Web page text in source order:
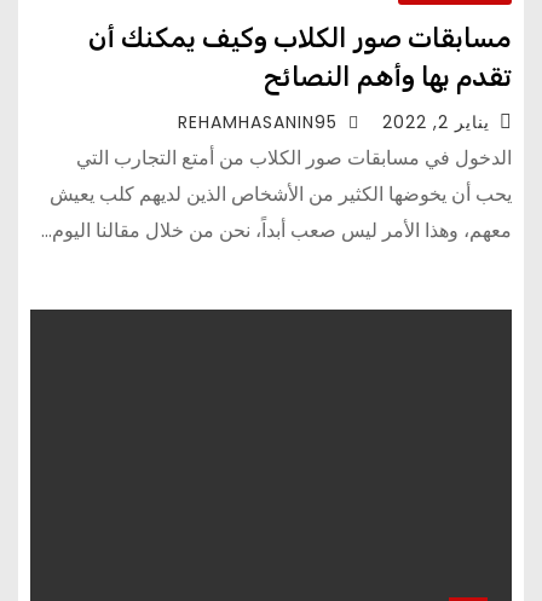
مسابقات صور الكلاب وكيف يمكنك أن
تقدم بها وأهم النصائح
يناير 2, 2022
الدخول في مسابقات صور الكلاب من أمتع التجارب التي
يحب أن يخوضها الكثير من الأشخاص الذين لديهم كلب يعيش
معهم، وهذا الأمر ليس صعب أبداً، نحن من خلال مقالنا اليوم…